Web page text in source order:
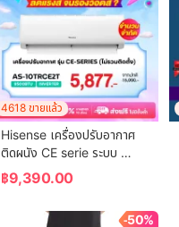
4618 ขายแล้ว
Hisense เครื่องปรับอากาศ
ติดผนัง CE serie ระบบ
Inverter 9500 BTU รุ่น
AS-10TRCE2T
฿9,390.00
-50%